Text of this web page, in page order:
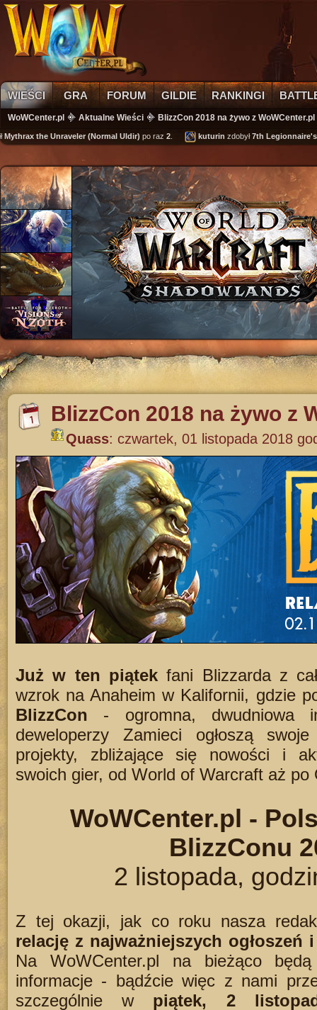
WIEŚCI GRA FORUM GILDIE RANKINGI
WoWCenter.pl Aktualne Wieści BlizzCon 2018 na żywo z WoWCenter.pl
the Unraveler (Normal Uldir) po raz2. kuturinzdobył7th Legionnaire's
BlizzCon 2018 na żywo z
Quass: czwartek, 01 listopada 2018
Już w ten piątekfani Blizzarda z
wzrok na Anaheim w Kalifornii, gdzie
BlizzCon - ogromna, dwudniowa
deweloperzy Zamieci ogłoszą
projekty, zbliżające się nowości i
swoich gier, od World of Warcraft aż po
WoWCenter.pl -
BlizzConu
2 listopada,
Z tej okazji, jak co roku nasza
relację z najważniejszych ogłoszeń
Na WoWCenter.pl na bieżąco
informacje - bądźcie więc z nami
szczególnie w piątek, 2